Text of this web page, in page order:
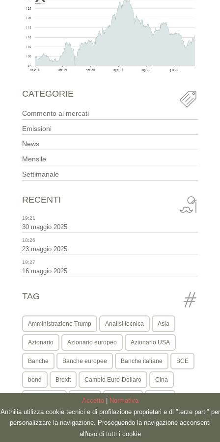
CATEGORIE
Commento ai mercati
Emissioni
News
Mensile
Settimanale
RECENTI
19:21
30 maggio 2025
18:26
23 maggio 2025
19:27
16 maggio 2025
TAG
Amministrazione Trump Analisi tecnica Asia
Azionario Azionario europeo Azionario USA
Banche Banche europee Banche italiane BCE
bond Brexit Cambio Euro-Dollaro Cina
crescita dati macro
Europa
Germania Grecia
Accetto|
Normativa
Anthilia utilizza cookie tecnici e di profilazione proprietari e di "terze parti" per
personalizzare la navigazione. Proseguendo la navigazione acconsenti
all'uso di tutti i cookie